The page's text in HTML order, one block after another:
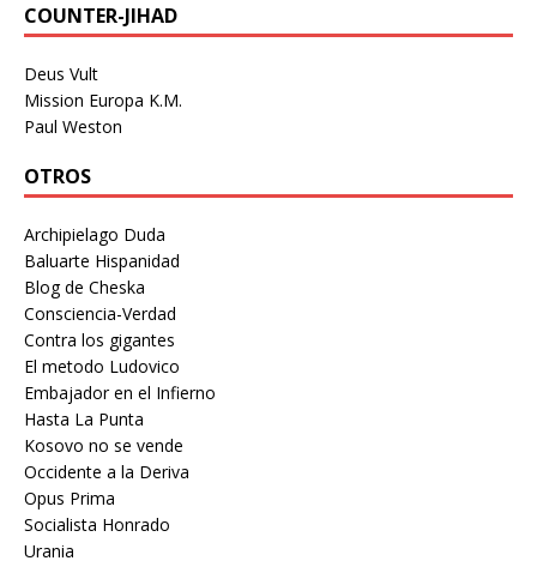
COUNTER-JIHAD
Deus Vult
Mission Europa K.M.
Paul Weston
OTROS
Archipielago Duda
Baluarte Hispanidad
Blog de Cheska
Consciencia-Verdad
Contra los gigantes
El metodo Ludovico
Embajador en el Infierno
Hasta La Punta
Kosovo no se vende
Occidente a la Deriva
Opus Prima
Socialista Honrado
Urania